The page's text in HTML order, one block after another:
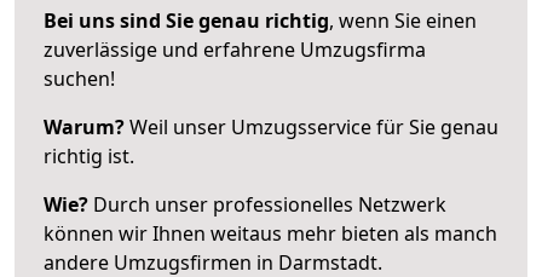
Bei uns sind Sie genau richtig, wenn Sie einen
zuverlässige und erfahrene Umzugsfirma
suchen!
Warum?Weil unser Umzugsservice für Sie genau
richtig ist.
Wie? Durch unser professionelles Netzwerk
können wir Ihnen weitaus mehr bieten als manch
andere Umzugsfirmen in Darmstadt.